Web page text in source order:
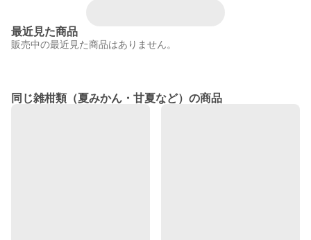
最近見た商品
販売中の最近見た商品はありません。
同じ雑柑類（夏みかん・甘夏など）の商品